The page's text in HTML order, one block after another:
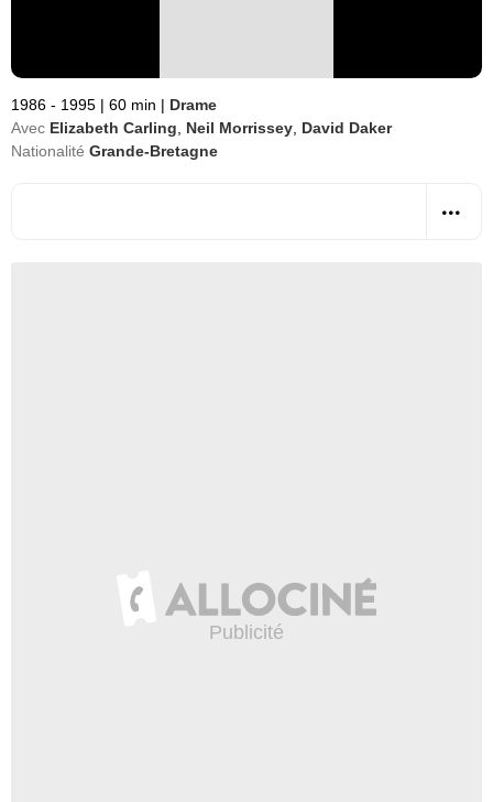
1986 - 1995 | 60 min | Drame
Avec Elizabeth Carling Neil Morrissey David Daker
Nationalité Grande-Bretagne